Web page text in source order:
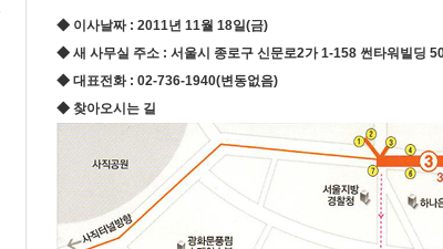
◆ 이사날짜 : 2011년 11월 18일(금)
◆ 새 사무실 주소 : 서울시 종로구 신문로2가 1-158 썬타워빌딩
◆ 대표전화 : 02-736-1940(변동없음)
◆ 찾아오시는 길